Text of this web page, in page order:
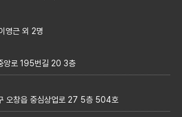
영근 외 2명
앙로 195번길 20 3층
오창읍 중심상업로 27 5층 504호